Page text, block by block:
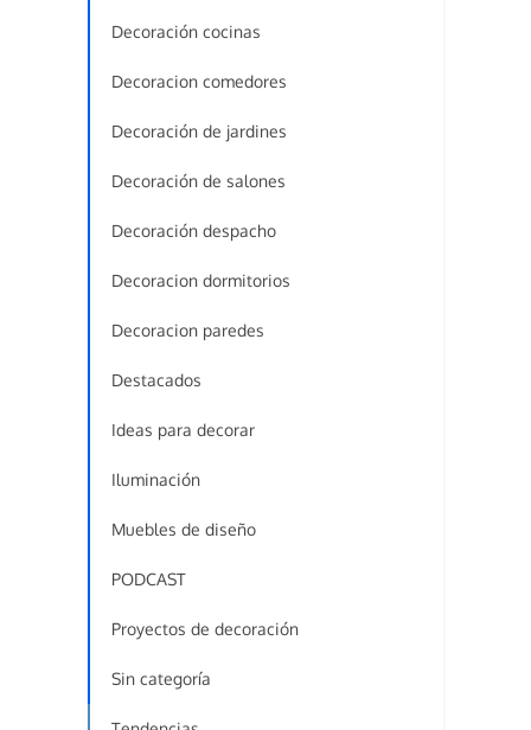
Decoración cocinas
Decoracion comedores
Decoración de jardines
Decoración de salones
Decoración despacho
Decoracion dormitorios
Decoracion paredes
Destacados
Ideas para decorar
Iluminación
Muebles de diseño
PODCAST
Proyectos de decoración
Sin categoría